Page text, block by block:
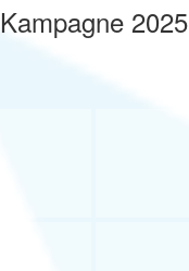
Kampagne 2025